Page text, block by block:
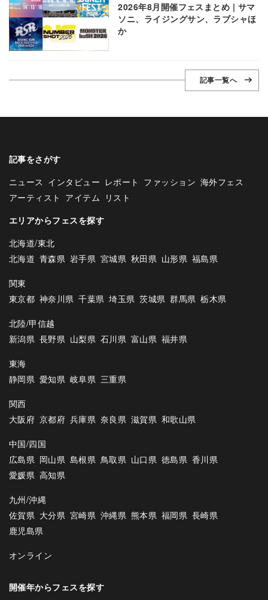
2026年8月開催フェスまとめ | サマ
ソニ、ライジングサン、ラブシャほ
か
記事一覧へ
記事をさがす
ニュース インタビュー レポート ファッション 海外フェス
アーティスト アイテム
リスト
エリアからフェスを探す
北海道/東北
北海道 青森県 岩手県 宮城県 秋田県 山形県 福島県
関東
東京都 神奈川県 千葉県 埼玉県 茨城県 群馬県 栃木県
北陸/甲信越
新潟県 長野県 山梨県 石川県 富山県 福井県
東海
静岡県 愛知県 岐阜県 三重県
関西
大阪府 京都府 兵庫県 奈良県 滋賀県 和歌山県
中国/四国
広島県 岡山県 島根県 鳥取県 山口県 徳島県 香川県
愛媛県 高知県
九州/沖縄
佐賀県 大分県 宮崎県 沖縄県 熊本県 福岡県 長崎県
鹿児島県
オンライン
開催年からフェスを探す